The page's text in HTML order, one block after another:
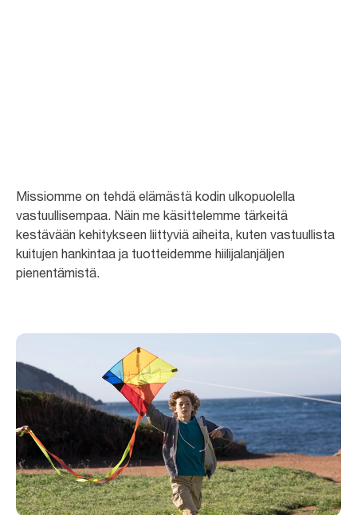
Missiomme on tehdä elämästä kodin ulkopuolella
vastuullisempaa. Näin me käsittelemme tärkeitä
kestävään kehitykseen liittyviä aiheita, kuten vastuullista
kuitujen hankintaa ja tuotteidemme hiilijalanjäljen
pienentämistä.